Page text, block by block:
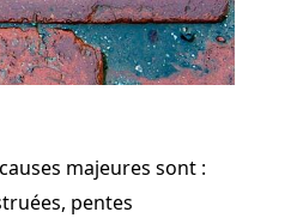
majeures sont :
pentes